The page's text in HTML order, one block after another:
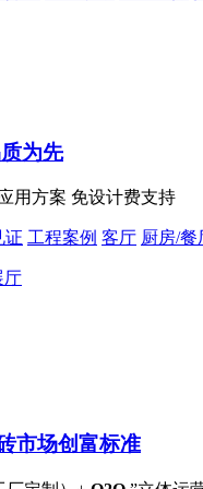
为先
用方案 免设计费支持
证 工程案例 客厅 厨房/餐
厅
市场创富标准